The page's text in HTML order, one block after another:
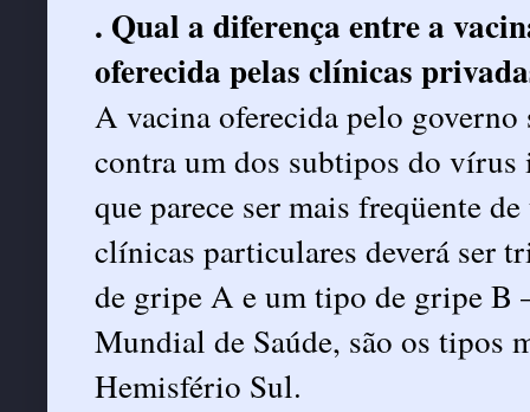
. Qual a diferença entre a
oferecida pelas clínicas
A vacina oferecida pelo governo
contra um dos subtipos do
que parece ser mais freqüente
clínicas particulares deverá ser
de gripe A e um tipo de gripe B
Mundial de Saúde, são os tipos
Hemisfério Sul.